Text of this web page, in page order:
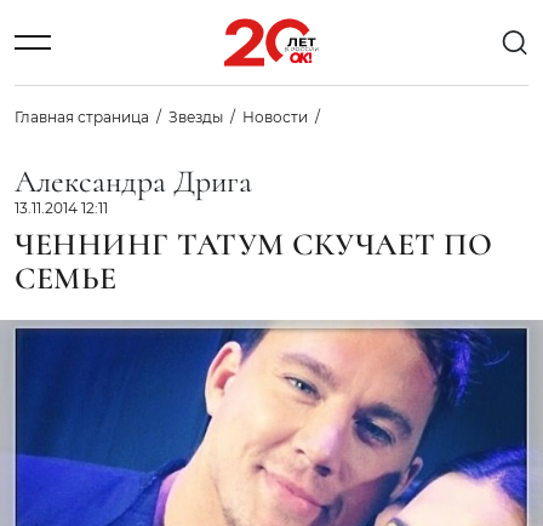
Главная страница Звезды Новости
Александра Дрига
13.11.2014 12:11
ЧЕННИНГ ТАТУМ СКУЧАЕТ ПО
СЕМЬЕ